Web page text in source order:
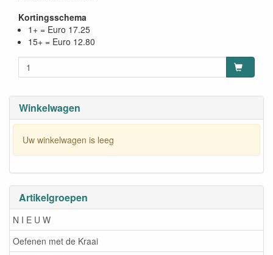
Winkelwagen
Uw winkelwagen is leeg
Artikelgroepen
N I E U W
Oefenen met de Kraai
Kortingsschema
1+ = Euro 17.25
15+ = Euro 12.80